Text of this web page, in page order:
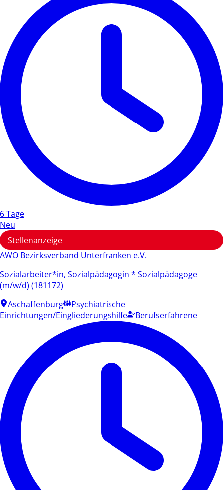
6 Tage
Neu
Stellenanzeige
AWO Bezirksverband Unterfranken e.V.
Sozialarbeiter*in, Sozialpädagogin * Sozialpädagoge
(m/w/d) (181172)
Aschaffenburg
Psychiatrische
Einrichtungen/Eingliederungshilfe
Berufserfahrene